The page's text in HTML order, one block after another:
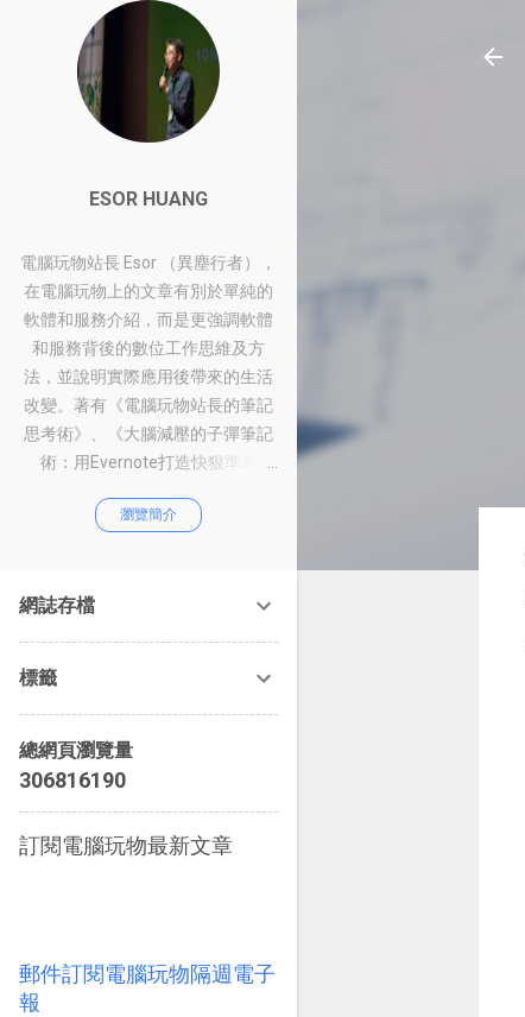
ESOR HUANG
電腦玩物站長 Esor （異塵行者），
在電腦玩物上的文章有別於單純的
軟體和服務介紹，而是更強調軟體
和服務背後的數位工作思維及方
法，並說明實際應用後帶來的生活
改變。著有《電腦玩物站長的筆記
思考術》、《大腦減壓的子彈筆記
術：用Evernote打造快狠準系
作術：從職場到人生的100個聰明
瀏覽簡介
網誌存檔
標籤
總網頁瀏覽量
306816190
訂閱電腦玩物最新文章
郵件訂閱電腦玩物隔週電子
報